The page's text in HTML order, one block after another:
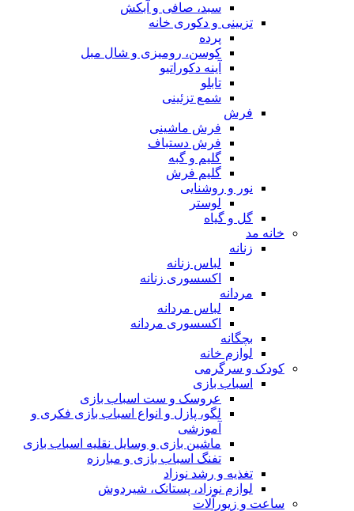
سبد، صافی و آبکش
تزیینی و دکوری خانه
پرده
کوسن، رومیزی و شال مبل
آینه دکوراتیو
تابلو
شمع تزئینی
فرش
فرش ماشینی
فرش دستباف
گلیم و گبه
گلیم فرش
نور و روشنایی
لوستر
گل و گیاه
خانه مد
زنانه
لباس زنانه
اکسسوری زنانه
مردانه
لباس مردانه
اکسسوری مردانه
بچگانه
لوازم خانه
کودک و سرگرمی
اسباب بازی
عروسک و ست اسباب بازی
لگو، پازل و انواع اسباب بازی فکری و
آموزشی
ماشین بازی و وسایل نقلیه اسباب بازی
تفنگ اسباب بازی و مبارزه
تغذیه و رشد نوزاد
لوازم نوزاد، پستانک، شیردوش
ساعت و زیور‌آلات